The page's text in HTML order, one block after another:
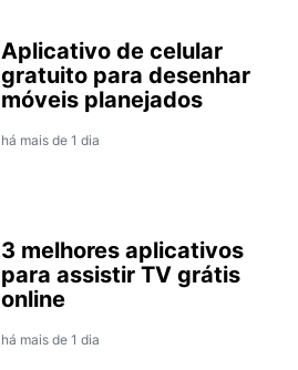
Aplicativo de celular
gratuito para desenhar
móveis planejados
há mais de 1 dia
3 melhores aplicativos
para assistir TV grátis
online
há mais de 1 dia